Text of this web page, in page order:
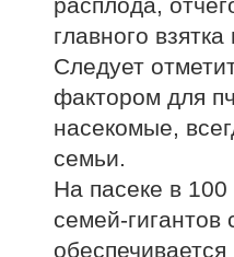
главного
Следует
фактором для
насекомые,
семьи.
На пасеке в
семей-гигантов